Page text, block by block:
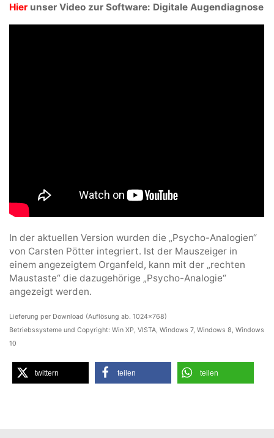
Hier unser Video zur Software: Digitale Augendiagnose
In der aktuellen Version wurden die „Psycho-Analogien“
von Carsten Pötter integriert. Ist der Mauszeiger in
einem angezeigtem Organfeld, kann mit der „rechten
Maustaste“ die dazugehörige „Psycho-Analogie“
angezeigt werden.
Lieferung per Download (Auflösung ab. 1024×768)
Betriebssysteme und Copyright: Win XP, VISTA, Windows 7, Windows 8, Windows
10
twittern teilen teilen